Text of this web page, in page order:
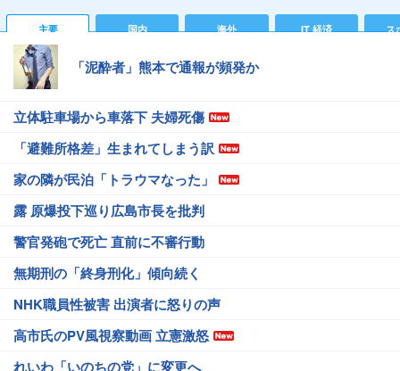
主要 国内 海外 IT 経済 ス
「泥酔者」熊本で通報が頻発か
立体駐車場から車落下 夫婦死傷
「避難所格差」生まれてしまう訳
家の隣が民泊「トラウマなった」
露 原爆投下巡り広島市長を批判
警官発砲で死亡 直前に不審行動
無期刑の「終身刑化」傾向続く
NHK職員性被害 出演者に怒りの声
高市氏のPV風視察動画 立憲激怒
れいわ「いのちの党」に変更へ